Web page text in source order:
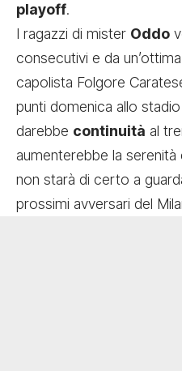
playoff.
I ragazzi di mister Oddo
consecutivi e da un’ottima
capolista Folgore
punti domenica allo
darebbe continuità al
aumenterebbe la serenità
non starà di certo a
prossimi avversari del